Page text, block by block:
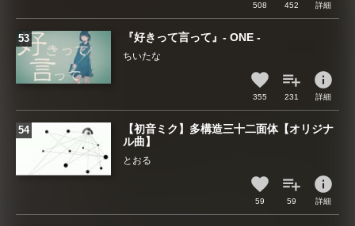
508 452 詳細
『好きって言って』- ONE -
ちいたな
355 231
info
詳細
【初音ミク】多構造三十二面体【オリジナ
ル曲】
とおる
59 59
info
詳細